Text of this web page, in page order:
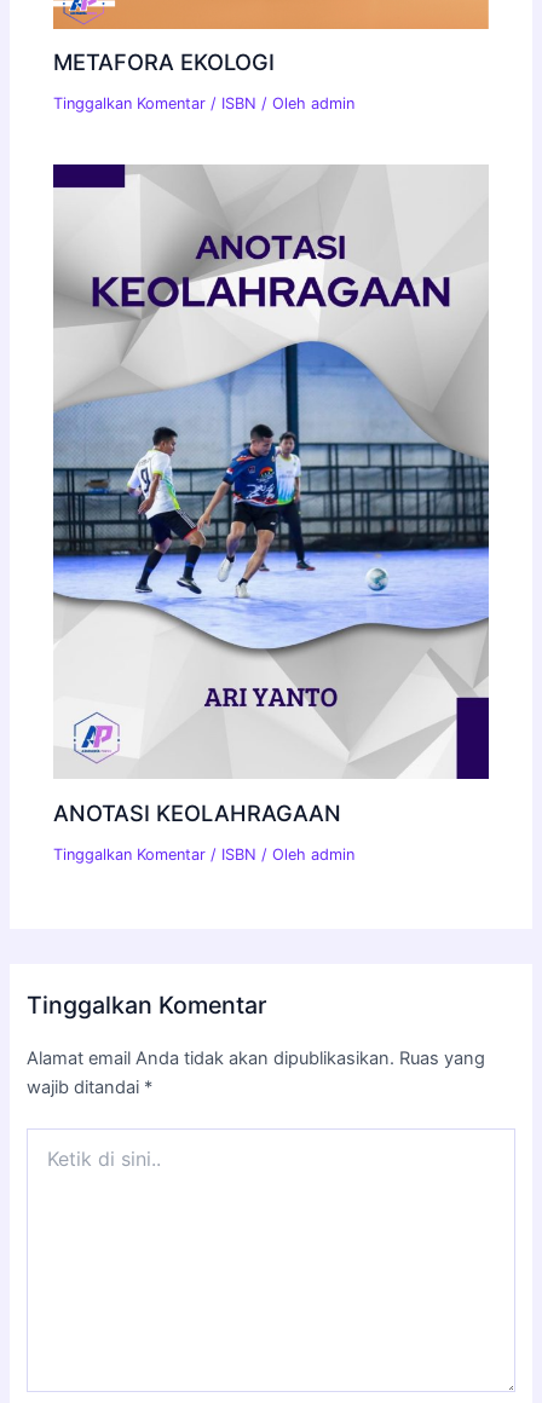
METAFORA EKOLOGI
Tinggalkan Komentar / ISBN / Olehadmin
ANOTASI KEOLAHRAGAAN
Tinggalkan Komentar / ISBN / Olehadmin
Tinggalkan Komentar
Alamat email Anda tidak akan dipublikasikan. Ruas yang
wajib ditandai *